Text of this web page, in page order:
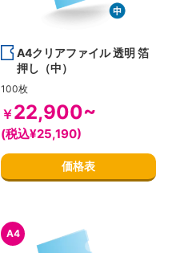
A4クリアファイル 透明 箔
押し（中）
100枚
￥22,900~
(税込¥25,190)
価格表
A4